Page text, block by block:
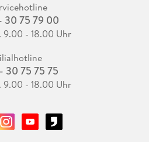
30 75 79 00
9.00 - 18.00 Uhr
30 75 75 75
9.00 - 18.00 Uhr